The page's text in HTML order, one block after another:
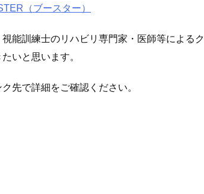
（ブースター）
能訓練士のリハビリ専門家・医師等によるク
いと思います。
先で詳細をご確認ください。